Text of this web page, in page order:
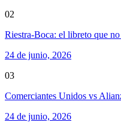
02
Riestra-Boca: el libreto que
24 de junio, 2026
03
Comerciantes Unidos vs
24 de junio, 2026